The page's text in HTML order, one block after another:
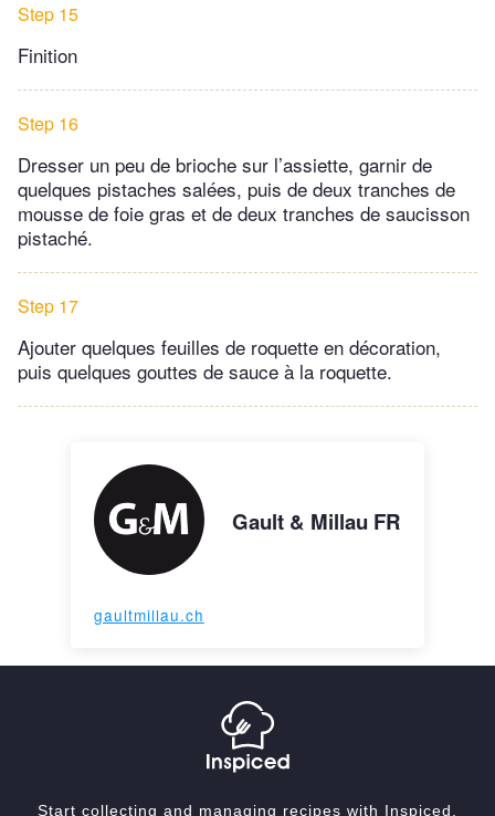
Step 15
Finition
Step 16
Dresser un peu de brioche sur l’assiette, garnir de
quelques pistaches salées, puis de deux tranches de
mousse de foie gras et de deux tranches de saucisson
pistaché.
Step 17
Ajouter quelques feuilles de roquette en décoration,
puis quelques gouttes de sauce à la roquette.
Gault & Millau FR
gaultmillau.ch
Start collecting and managing recipes with Inspiced.